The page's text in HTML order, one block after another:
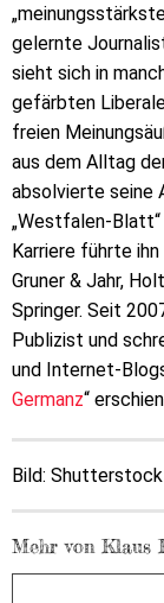
gelernte
sieht sich in
gefärbten
freien
aus dem Alltag
absolvierte seine
„Westfalen-
Karriere führte
Gruner & Jahr,
Springer. Seit
Publizist und
und Internet-
Germanz“
Bild: Shutterstock
Mehr von Klaus